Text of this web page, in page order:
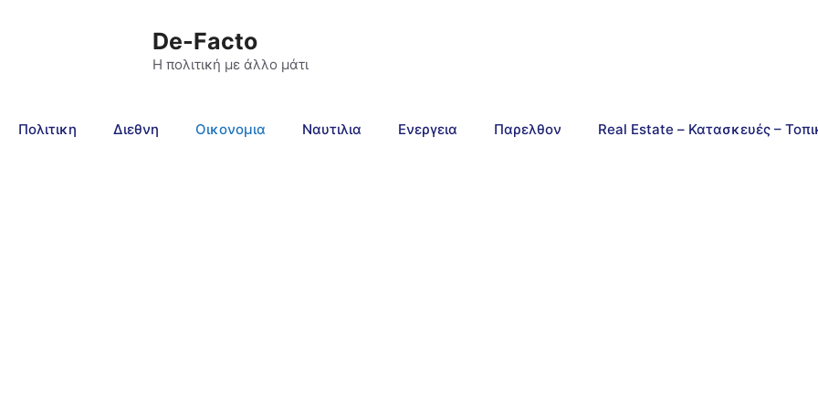
De-Facto
Η πολιτική με άλλο μάτι
Πολιτικη Διεθνη Οικονομια Ναυτιλια Ενεργεια Παρελθον Real Estate – Κατασκευές –